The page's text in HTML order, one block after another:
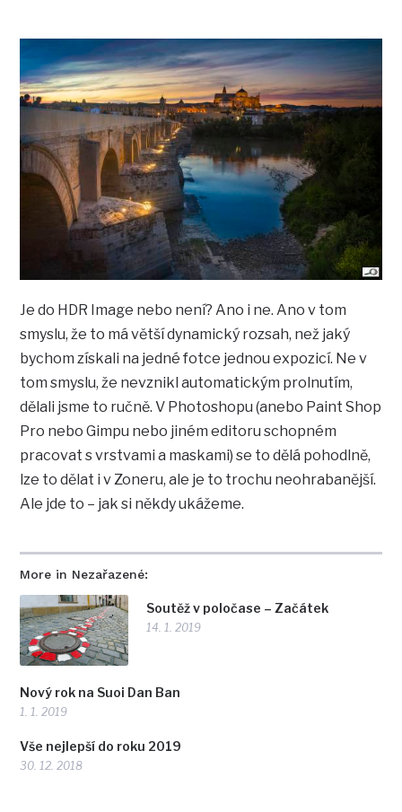
More in Nezařazené:
Soutěž v poločase – Začátek
14. 1. 2019
Nový rok na Suoi Dan Ban
1. 1. 2019
Vše nejlepší do roku 2019
30. 12. 2018
Je do HDR Image nebo není? Ano i ne. Ano v tom
smyslu, že to má větší dynamický rozsah, než jaký
bychom získali na jedné fotce jednou expozicí. Ne v
tom smyslu, že nevznikl automatickým prolnutím,
dělali jsme to ručně. V Photoshopu (anebo Paint Shop
Pro nebo Gimpu nebo jiném editoru schopném
pracovat s vrstvami a maskami) se to dělá pohodlně,
lze to dělat i v Zoneru, ale je to trochu neohrabanější.
Ale jde to – jak si někdy ukážeme.